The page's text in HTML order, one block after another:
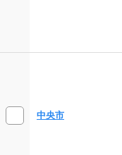
中央市